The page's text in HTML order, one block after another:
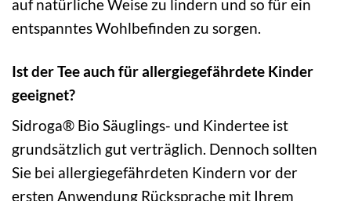
auf natürliche Weise zu lindern und so für ein
entspanntes Wohlbefinden zu sorgen.
Ist der Tee auch für allergiegefährdete Kinder
geeignet?
Sidroga® Bio Säuglings- und Kindertee ist
grundsätzlich gut verträglich. Dennoch sollten
Sie bei allergiegefährdeten Kindern vor der
ersten Anwendung Rücksprache mit Ihrem